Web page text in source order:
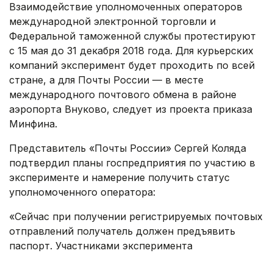
Взаимодействие уполномоченных операторов
международной электронной торговли и
Федеральной таможенной службы протестируют
с 15 мая до 31 декабря 2018 года. Для курьерских
компаний эксперимент будет проходить по всей
стране, а для Почты России — в месте
международного почтового обмена в районе
аэропорта Внуково, следует из проекта приказа
Минфина.
Представитель «Почты России» Сергей Коляда
подтвердил планы госпредприятия по участию в
эксперименте и намерение получить статус
уполномоченного оператора:
«Сейчас при получении регистрируемых почтовых
отправлений получатель должен предъявить
паспорт. Участниками эксперимента